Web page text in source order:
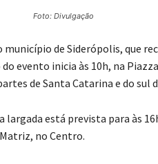
Foto: Divulgação
de Siderópolis, que
evento inicia às 10h, na
de Santa Catarina e do sul
largada está prevista para às
no Centro.